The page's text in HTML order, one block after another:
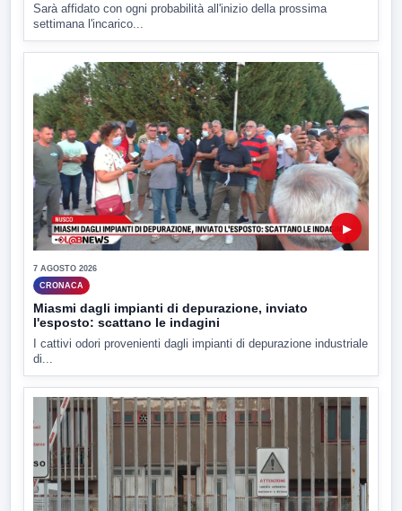
Sarà affidato con ogni probabilità all'inizio della prossima
settimana l'incarico...
▶
7 AGOSTO 2026
CRONACA
Miasmi dagli impianti di depurazione, inviato
l'esposto: scattano le indagini
I cattivi odori provenienti dagli impianti di depurazione industriale
di...